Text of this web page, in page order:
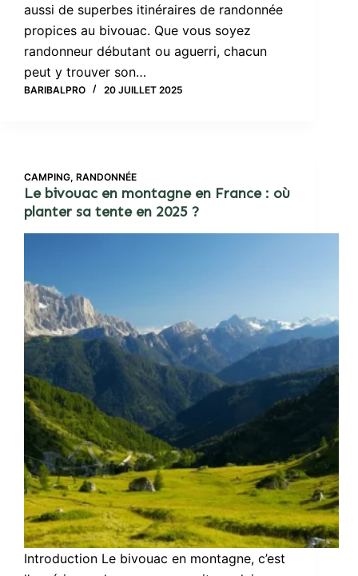
aussi de superbes itinéraires de randonnée
propices au bivouac. Que vous soyez
randonneur débutant ou aguerri, chacun
peut y trouver son…
BARIBALPRO 20 JUILLET 2025
CAMPING, RANDONNÉE
Le bivouac en montagne en France : où
planter sa tente en 2025 ?
Introduction Le bivouac en montagne, c’est